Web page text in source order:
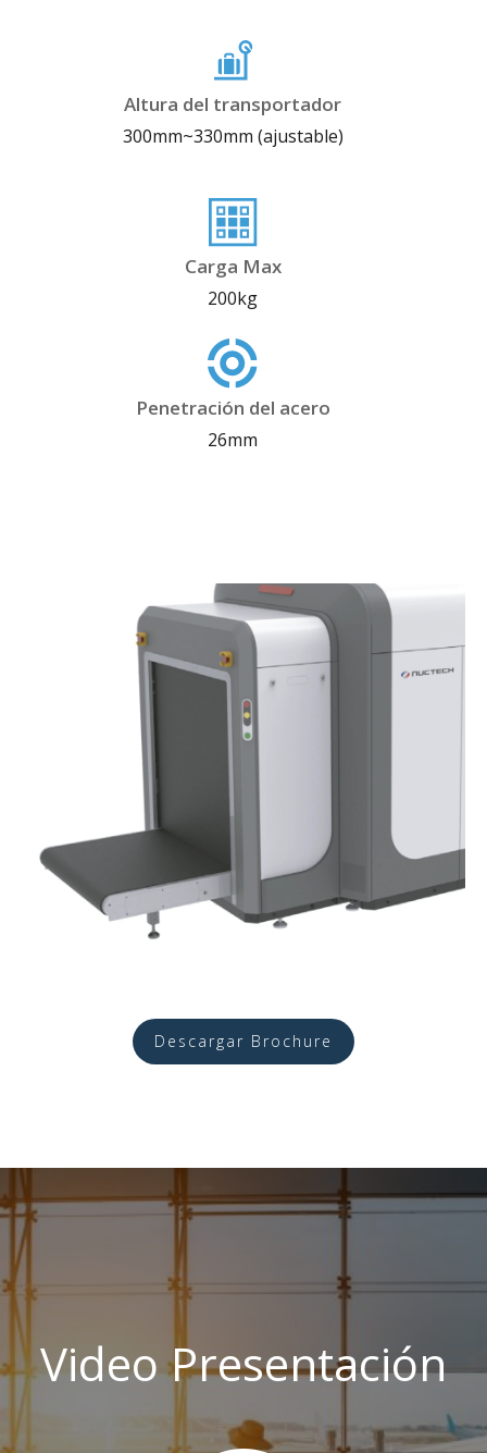
Altura del transportador
300mm~330mm (ajustable)
Carga Max
200kg
Penetración del acero
26mm
Descargar Brochure
Video Presentación